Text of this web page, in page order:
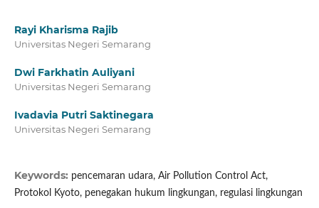
Rayi Kharisma Rajib
Universitas Negeri Semarang
Dwi Farkhatin Auliyani
Universitas Negeri Semarang
Ivadavia Putri Saktinegara
Universitas Negeri Semarang
Keywords: pencemaran udara, Air Pollution Control Act,
Protokol Kyoto, penegakan hukum lingkungan, regulasi lingkungan